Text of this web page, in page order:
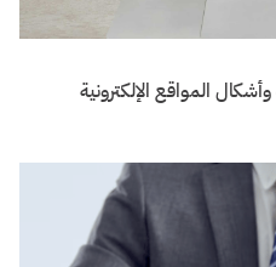
المواقع الإلكترونية